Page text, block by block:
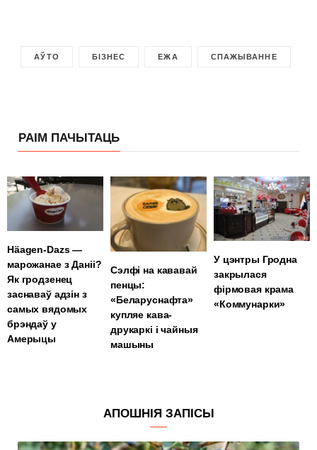
АЎТО БІЗНЕС ЕЖА СПАЖЫВАННЕ
РАІМ ПАЧЫТАЦЬ
Häagen-Dazs —
марожанае з Даніі?
Як гродзенец
заснаваў адзін з
самых вядомых
брэндаў у
Амерыцы
Сэлфі на кававай
пенцы:
«Беларуснафта»
купляе кава-
друкаркі і чайныя
машыны
У цэнтры Гродна
закрылася
фірмовая крама
«Коммунарки»
АПОШНІЯ ЗАПІСЫ